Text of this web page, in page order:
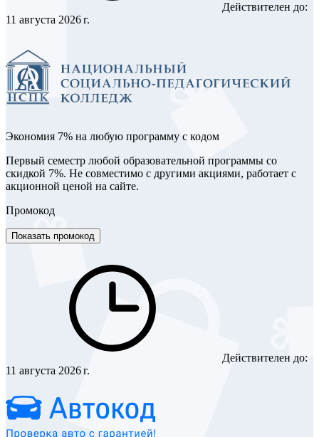
Действителен до:
11 августа 2026 г.
Экономия 7% на любую программу с кодом
Первый семестр любой образовательной программы со
скидкой 7%. Не совместимо с другими акциями, работает с
акционной ценой на сайте.
Промокод
Показать промокод
Действителен до:
11 августа 2026 г.